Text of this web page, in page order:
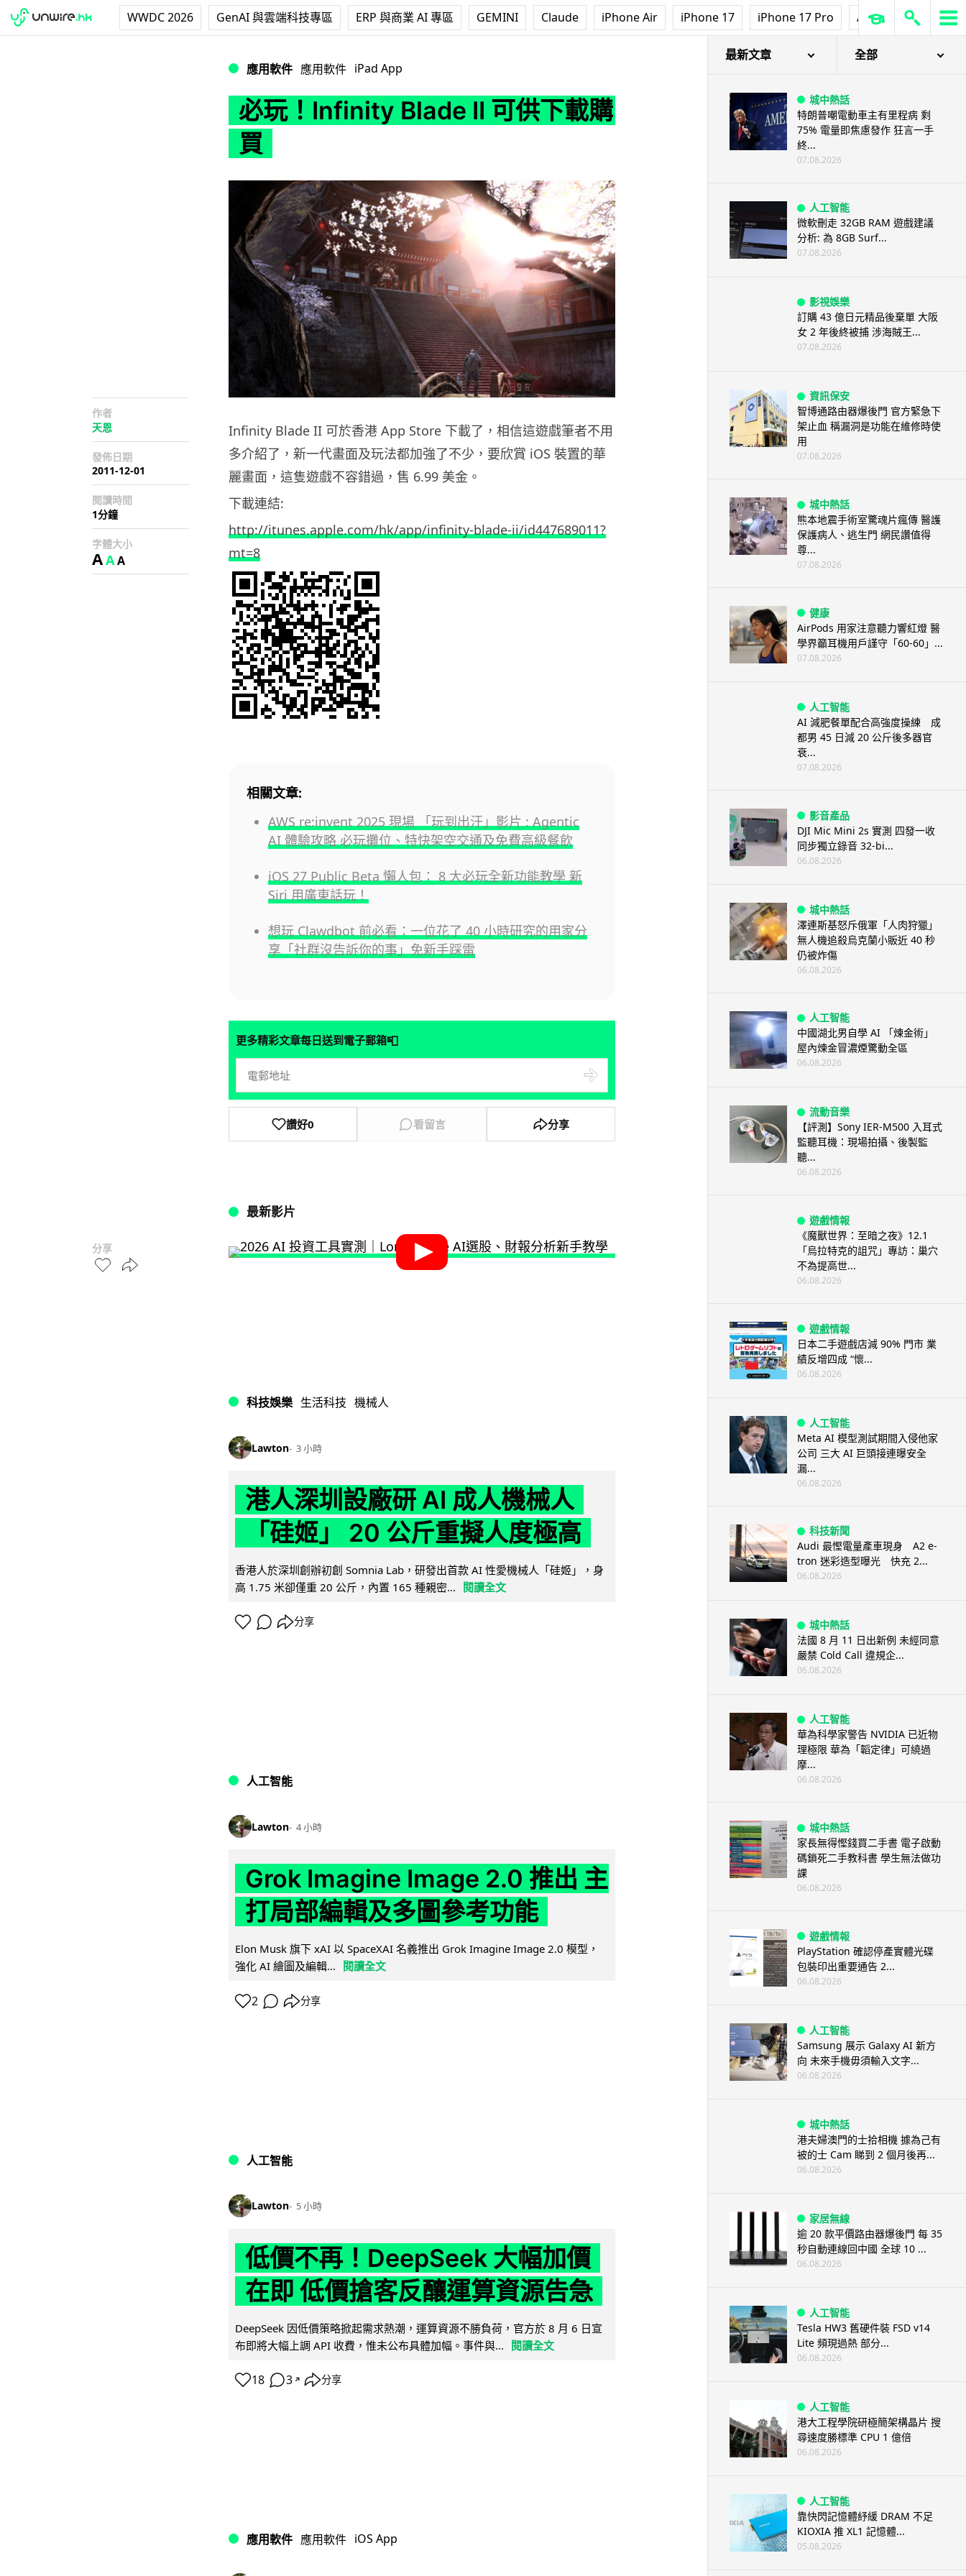
WWDC 2026 GenAI 與雲端科技專區 ERP 與商業 AI 專區 GEMINI Claude iPhone Air iPhone 17 iPhone 17 Pro AirPods Pro 3
應用軟件 應用軟件 iPad App
必玩！Infinity Blade II 可供下載購
買
作者
天恩
發佈日期
2011-12-01
閱讀時間
1分鐘
字體大小
AAA
分享
Infinity Blade II 可於香港 App Store 下載了，相信這遊戲筆者不用
多介紹了，新一代畫面及玩法都加強了不少，要欣賞 iOS 裝置的華
麗畫面，這隻遊戲不容錯過，售 6.99 美金。
下載連結:
http://itunes.apple.com/hk/app/infinity-blade-ii/id447689011?
mt=8
相關文章:
AWS re:invent 2025 現場 「玩到出汗」影片 : Agentic
AI 體驗攻略 必玩攤位、特快架空交通及免費高級餐飲
iOS 27 Public Beta 懶人包： 8 大必玩全新功能教學 新
Siri 用廣東話玩！
想玩 Clawdbot 前必看：一位花了 40 小時研究的用家分
享「社群沒告訴你的事」免新手踩雷
更多精彩文章每日送到電子郵箱📮
讚好0 看留言 分享
最新影片
科技娛樂 生活科技 機械人
Lawton 3 小時
港人深圳設廠研 AI 成人機械人
「硅姬」 20 公斤重擬人度極高
香港人於深圳創辦初創 Somnia Lab，研發出首款 AI 性愛機械人「硅姬」，身
高 1.75 米卻僅重 20 公斤，內置 165 種親密...
閱讀全文
分享
人工智能
Lawton 4 小時
Grok Imagine Image 2.0 推出 主
打局部編輯及多圖參考功能
Elon Musk 旗下 xAI 以 SpaceXAI 名義推出 Grok Imagine Image 2.0 模型，
強化 AI 繪圖及編輯...
閱讀全文
2 分享
人工智能
Lawton 5 小時
低價不再！DeepSeek 大幅加價
在即 低價搶客反釀運算資源告急
DeepSeek 因低價策略掀起需求熱潮，運算資源不勝負荷，官方於 8 月 6 日宣
布即將大幅上調 API 收費，惟未公布具體加幅。事件與... 閱讀全文
18 3 ↗ 分享
應用軟件 應用軟件 iOS App
最新文章 全部
城中熱話
特朗普嘲電動車主有里程病 剩
75% 電量即焦慮發作 狂言一手
終...
07.08.2026
人工智能
微軟刪走 32GB RAM 遊戲建議
分析: 為 8GB Surf...
07.08.2026
影視娛樂
訂購 43 億日元精品後棄單 大阪
女 2 年後終被捕 涉海賊王...
07.08.2026
資訊保安
智博通路由器爆後門 官方緊急下
架止血 稱漏洞是功能在維修時使
用
07.08.2026
城中熱話
熊本地震手術室驚魂片瘋傳 醫護
保護病人、逃生門 網民讚值得
尊...
07.08.2026
健康
AirPods 用家注意聽力響紅燈 醫
學界籲耳機用戶謹守「60-60」...
07.08.2026
人工智能
AI 減肥餐單配合高強度操練 成
都男 45 日減 20 公斤後多器官
衰...
07.08.2026
影音產品
DJI Mic Mini 2s 實測 四發一收
同步獨立錄音 32-bi...
06.08.2026
城中熱話
澤連斯基怒斥俄軍「人肉狩獵」
無人機追殺烏克蘭小販近 40 秒
仍被炸傷
06.08.2026
人工智能
中國湖北男自學 AI 「煉金術」
屋內煉金冒濃煙驚動全區
06.08.2026
流動音樂
【評測】Sony IER-M500 入耳式
監聽耳機：現場拍攝、後製監
聽...
06.08.2026
遊戲情報
《魔獸世界：至暗之夜》12.1
「烏拉特克的詛咒」專訪：巢穴
不為提高世...
06.08.2026
遊戲情報
日本二手遊戲店減 90% 門市 業
績反增四成 “懷...
06.08.2026
人工智能
Meta AI 模型測試期間入侵他家
公司 三大 AI 巨頭接連曝安全
漏...
06.08.2026
科技新聞
Audi 最慳電量產車現身 A2 e-
tron 迷彩造型曝光 快充 2...
06.08.2026
城中熱話
法國 8 月 11 日出新例 未經同意
嚴禁 Cold Call 違規企...
06.08.2026
人工智能
華為科學家警告 NVIDIA 已近物
理極限 華為「韜定律」可繞過
摩...
06.08.2026
城中熱話
家長無得慳錢買二手書 電子啟動
碼鎖死二手教科書 學生無法做功
課
06.08.2026
遊戲情報
PlayStation 確認停產實體光碟
包裝印出重要通告 2...
06.08.2026
人工智能
Samsung 展示 Galaxy AI 新方
向 未來手機毋須輸入文字...
06.08.2026
城中熱話
港夫婦澳門的士拾相機 據為己有
被的士 Cam 睇到 2 個月後再...
06.08.2026
家居無線
逾 20 款平價路由器爆後門 每 35
秒自動連線回中國 全球 10 ...
06.08.2026
人工智能
Tesla HW3 舊硬件裝 FSD v14
Lite 頻現過熱 部分...
06.08.2026
人工智能
港大工程學院研極簡架構晶片 搜
尋速度勝標準 CPU 1 億倍
06.08.2026
人工智能
靠快閃記憶體紓緩 DRAM 不足
KIOXIA 推 XL1 記憶體...
05.08.2026